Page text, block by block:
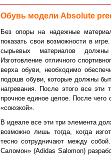
Обувь модели Absolute
Без опоры на надежные
показать свои возможности в
сырьевых материалов
Изготовление отличного
верха обуви, необходимо
подошв обуви, которые должны
нагревания. После этого все
прочное единое целое. После
«союзкой».
В идеале все эти три элемента
возможно лишь тогда, когда
тесно сотрудничают между
Саломон» (Adidas Salomon)